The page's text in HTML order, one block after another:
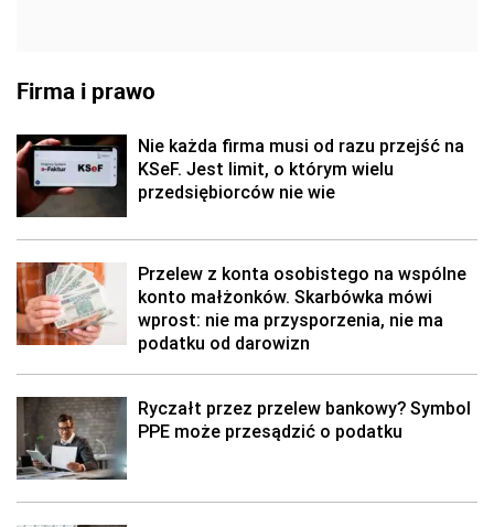
Firma i prawo
Nie każda firma musi od razu przejść na
KSeF. Jest limit, o którym wielu
przedsiębiorców nie wie
Przelew z konta osobistego na wspólne
konto małżonków. Skarbówka mówi
wprost: nie ma przysporzenia, nie ma
podatku od darowizn
Ryczałt przez przelew bankowy? Symbol
PPE może przesądzić o podatku